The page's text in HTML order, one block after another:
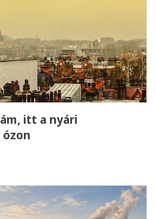
itt a nyári